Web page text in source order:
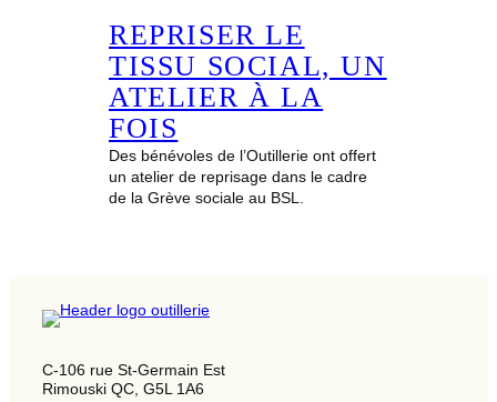
REPRISER LE
TISSU SOCIAL, UN
ATELIER À LA
FOIS
Des bénévoles de l’Outillerie ont offert
un atelier de reprisage dans le cadre
de la Grève sociale au BSL.
C-106 rue St-Germain Est
Rimouski QC, G5L 1A6